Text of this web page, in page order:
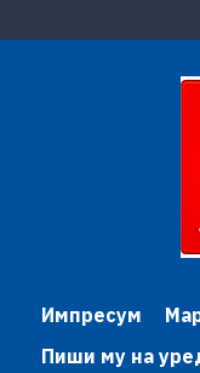
Импресум
Пиши му на